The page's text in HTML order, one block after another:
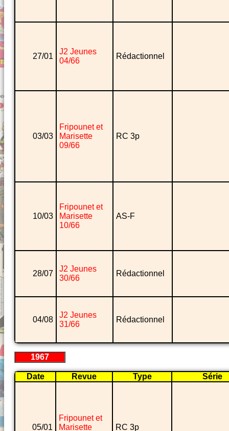
27/01
J2 Jeunes
04/66
Rédactionnel
03/03
Fripounet et
Marisette
09/66
RC 3p
10/03
Fripounet et
Marisette
10/66
AS-F
28/07
J2 Jeunes
30/66
Rédactionnel
04/08
J2 Jeunes
31/66
Rédactionnel
1967
Date Revue Type Série
05/01
Fripounet et
Marisette
RC 3p